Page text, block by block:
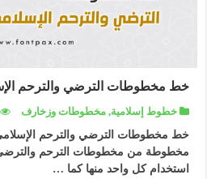
خط مخطوطات الترضي والترحم
خطوط إسلامية,مخطوطات وزخارف
مخطوطة من مخطوطات الترحم والترضي
استخدام كل واحد منها كما …